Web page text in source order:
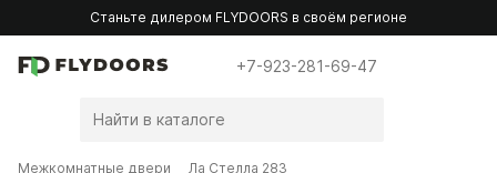
Станьте дилером FLYDOORS в своём регионе
+7-923-281-69-47
Межкомнатные двери Ла Стелла 283